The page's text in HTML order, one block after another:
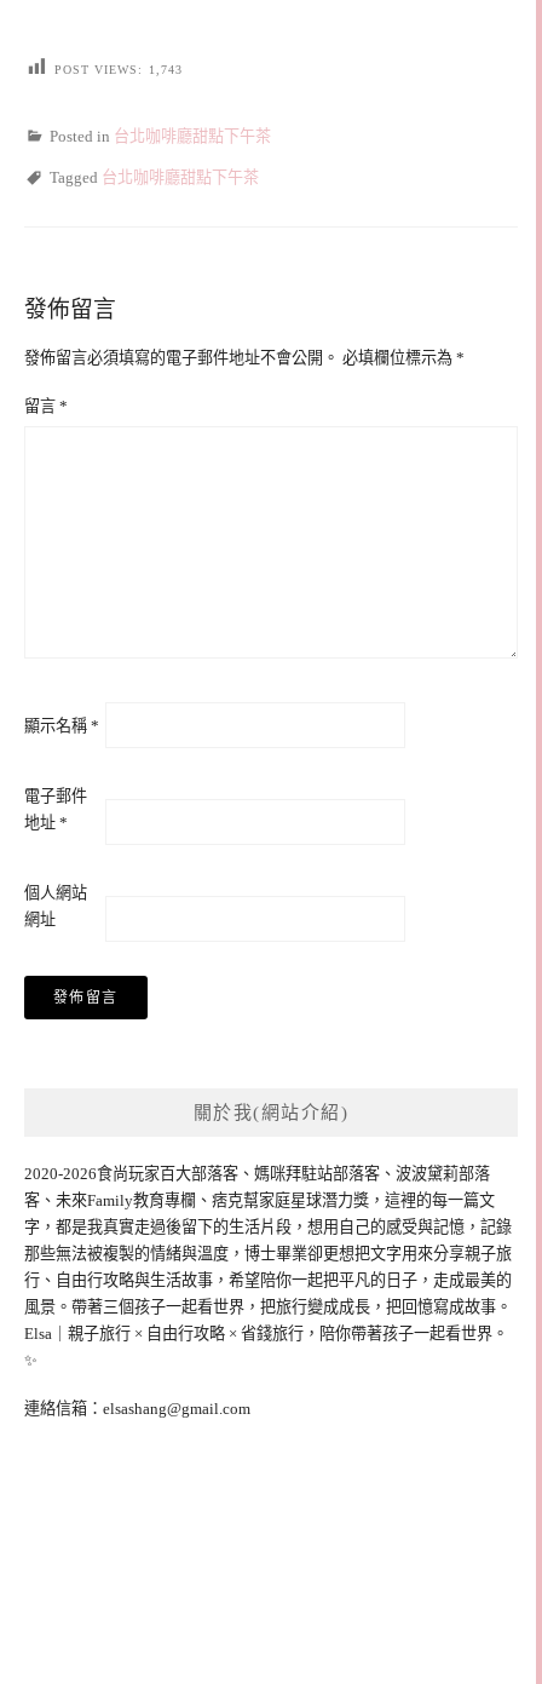
POST VIEWS: 1,743
Posted in 台北咖啡廳甜點下午茶
Tagged 台北咖啡廳甜點下午茶
發佈留言
發佈留言必須填寫的電子郵件地址不會公開。 必填欄位標示為 *
留言 *
顯示名稱 *
電子郵件
地址 *
個人網站
網址
關於我(網站介紹)
2020-2026食尚玩家百大部落客、媽咪拜駐站部落客、波波黛莉部落
客、未來Family教育專欄、痞克幫家庭星球潛力獎，這裡的每一篇文
字，都是我真實走過後留下的生活片段，想用自己的感受與記憶，記錄
那些無法被複製的情緒與溫度，博士畢業卻更想把文字用來分享親子旅
行、自由行攻略與生活故事，希望陪你一起把平凡的日子，走成最美的
風景。帶著三個孩子一起看世界，把旅行變成成長，把回憶寫成故事。
Elsa｜親子旅行 × 自由行攻略 × 省錢旅行，陪你帶著孩子一起看世界。
✨
連絡信箱： elsashang@gmail.com